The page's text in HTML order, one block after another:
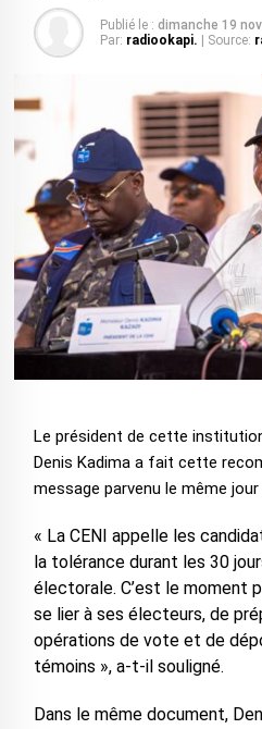
Publié le : dimanche 19
Par: radiookapi. | Source:
Le président de cette
Denis Kadima a fait cette
message parvenu le même jour
« La CENI appelle les
la tolérance durant les 30
électorale. C’est le moment
se lier à ses électeurs, de
opérations de vote et de
témoins », a-t-il souligné.
Dans le même document,